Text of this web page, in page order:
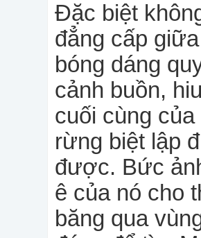
Đặc biệt
đẳng cấp
bóng dáng
cảnh buồn,
cuối cùng
rừng biệt lập
được. Bức
ê của nó cho
băng qua